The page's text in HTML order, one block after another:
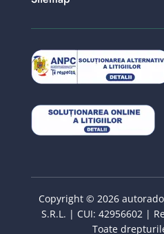
Copyright © 2026
S.R.L. | CUI: 42956602 |
Toate